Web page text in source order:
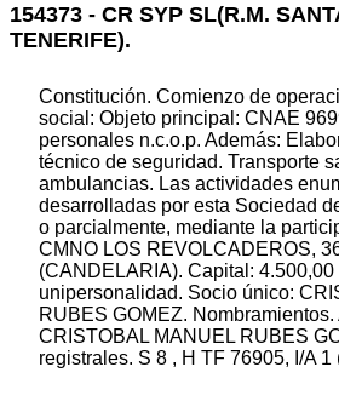
154373 - CR SYP SL(R.M.
TENERIFE).
Constitución. Comienzo de
social: Objeto principal: CNAE
personales n.c.o.p. Además:
técnico de seguridad. Transporte
ambulancias. Las actividades
desarrolladas por esta Sociedad
o parcialmente, mediante la
CMNO LOS REVOLCADEROS,
(CANDELARIA). Capital:
unipersonalidad. Socio único:
RUBES GOMEZ. Nombramientos.
CRISTOBAL MANUEL RUBES
registrales. S 8 , H TF 76905, I/A 1